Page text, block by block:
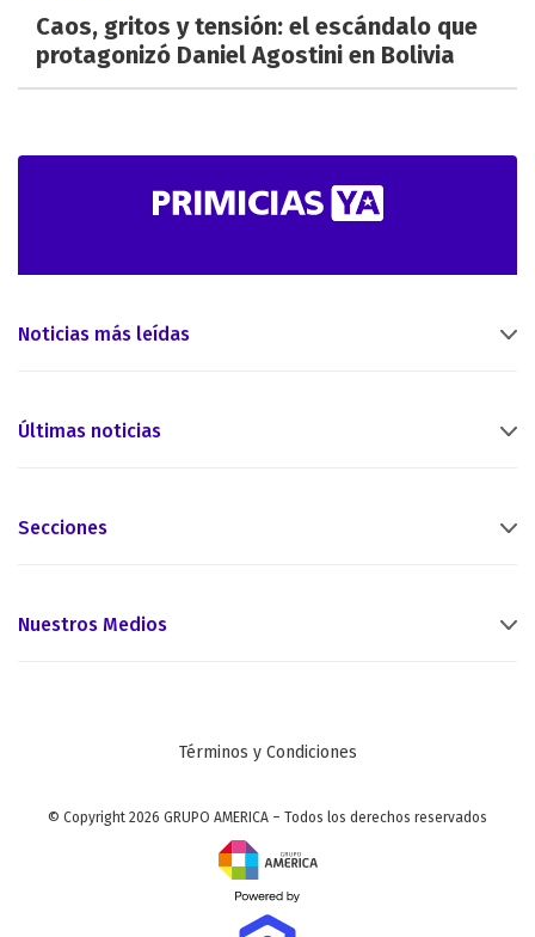
Caos, gritos y tensión: el escándalo que
protagonizó Daniel Agostini en Bolivia
Noticias más leídas
Últimas noticias
Secciones
Nuestros Medios
Términos y Condiciones
© Copyright 2026 GRUPO AMERICA – Todos los derechos reservados